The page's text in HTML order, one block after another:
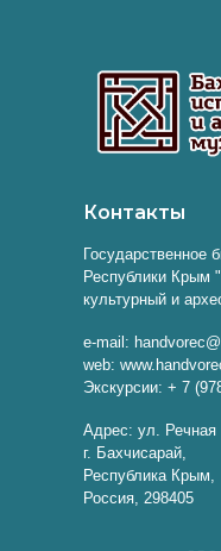
Контакты
Государственное
Республики Крым
культурный и
e-mail:
web:
Экскурсии: + 7
Адрес: ул. Речная
г. Бахчисарай,
Республика Крым,
Россия, 298405